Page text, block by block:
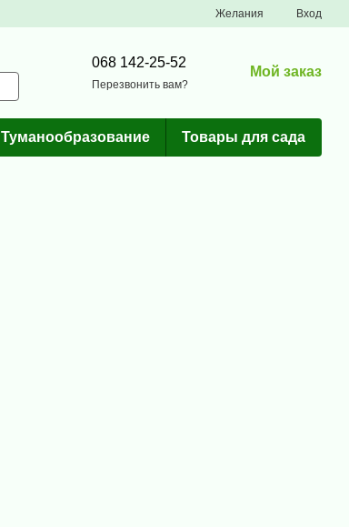
Желания Вход
068 142-25-52
Перезвонить вам?
Мой заказ
Туманообразование Товары для сада